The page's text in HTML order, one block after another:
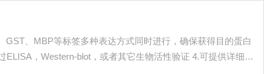
GST、MBP等标签多种表达方式同时进行，确保获得目的蛋白
ELISA，Western-blot，或者其它生物活性验证 4.可提供详细表